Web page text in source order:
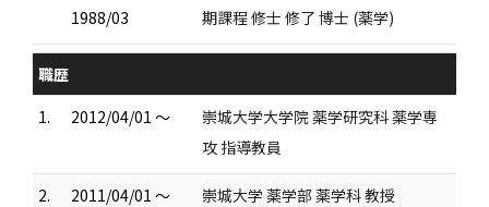
1988/03 期課程 修士 修了 博士 (薬学)
職歴
1.
2012/04/01 ～
崇城大学大学院 薬学研究科 薬学専
攻 指導教員
2. 2011/04/01 ～ 崇城大学 薬学部 薬学科 教授